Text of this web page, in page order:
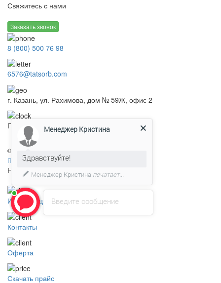
Свяжитесь с нами
Заказать звонок
8 (800) 500 76 98
6576@tatsorb.com
г. Казань, ул. Рахимова, дом № 59Ж, офис 2
График работы: пн-пт с 8:30 до 17:30
© 2012-2026. ООО "НПО ПЗС "ТАТСОРБ".
Политика конфиденциальности
Навигация
Информация для клиентов
Контакты
Оферта
Скачать прайс
Введите сообщение
Менеджер Кристина
Здравствуйте!
Менеджер Кристина печатает...